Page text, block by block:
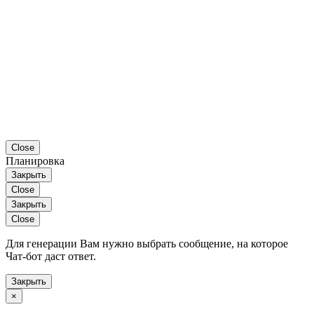
Close
Планировка
Закрыть
Close
Закрыть
Close
Для генерации Вам нужно выбрать сообщение, на которое
Чат-бот даст ответ.
Закрыть
×